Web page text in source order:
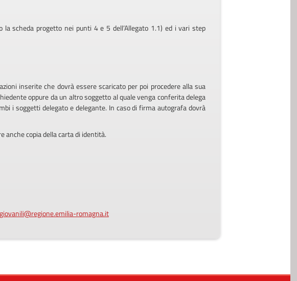
scheda progetto nei punti 4 e 5 dell’Allegato 1.1) ed i vari step
inserite che dovrà essere scaricato per poi procedere alla sua
oppure da un altro soggetto al quale venga conferita delega
i soggetti delegato e delegante. In caso di firma autografa dovrà
anche copia della carta di identità.
romagna.it